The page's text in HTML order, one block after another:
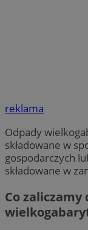
reklama
Odpady
składowane w
gospodarczych
składowane w
Co